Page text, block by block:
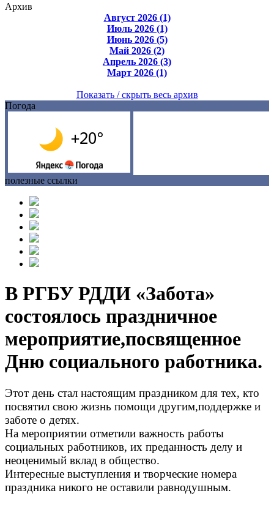
Архив
Август 2026 (1)
Июль 2026 (1)
Июнь 2026 (5)
Май 2026 (2)
Апрель 2026 (3)
Март 2026 (1)
Показать / скрыть весь архив
Погода
полезные ссылки
В РГБУ РДДИ «Забота»
состоялось праздничное
мероприятие,посвященное
Дню социального работника.
Этот день стал настоящим праздником для тех, кто
посвятил свою жизнь помощи другим,поддержке и
заботе о детях.
На мероприятии отметили важность работы
социальных работников, их преданность делу и
неоценимый вклад в общество.
Интересные выступления и творческие номера
праздника никого не оставили равнодушным.